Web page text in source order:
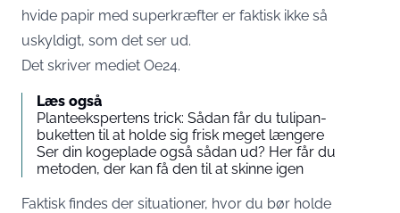
hvide papir med superkræfter er faktisk ikke så
uskyldigt, som det ser ud.
Det skriver mediet Oe24.
Læs også
Planteekspertens trick: Sådan får du tulipan-
buketten til at holde sig frisk meget længere
Ser din kogeplade også sådan ud? Her får du
metoden, der kan få den til at skinne igen
Faktisk findes der situationer, hvor du bør holde